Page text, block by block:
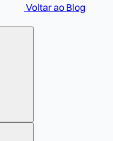
Voltar ao Blog